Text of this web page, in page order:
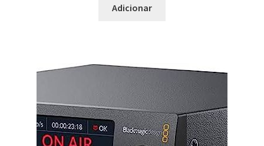
Adicionar